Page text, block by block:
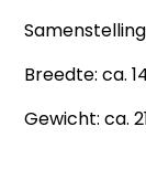
Breedte: ca.
Gewicht: ca.